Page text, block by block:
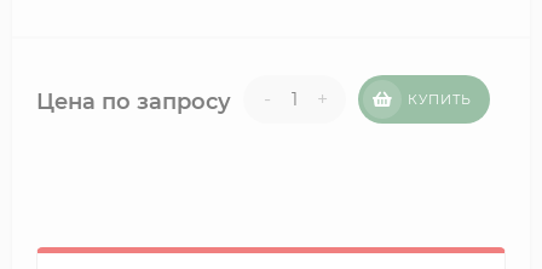
Цена по запросу - + КУПИТЬ